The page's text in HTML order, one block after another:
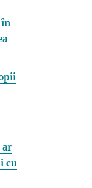
în
cu